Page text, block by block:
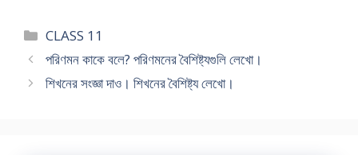
Categories
CLASS 11
পরিণমন কাকে বলে? পরিণমনের বৈশিষ্ট্যগুলি লেখাে।
শিখনের সংজ্ঞা দাও। শিখনের বৈশিষ্ট্য লেখাে।